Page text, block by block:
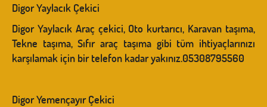
Digor Yaylacık Çekici
Digor Yaylacık Araç çekici, Oto kurtarıcı, Karavan taşıma,
Tekne taşıma, Sıfır araç taşıma gibi tüm ihtiyaçlarınızı
karşılamak için bir telefon kadar yakınız.05308795560
Digor Yemençayır Çekici